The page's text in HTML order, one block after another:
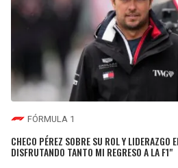
FÓRMULA 1
CHECO PÉREZ SOBRE SU ROL Y LIDERAZGO
DISFRUTANDO TANTO MI REGRESO A LA F1"